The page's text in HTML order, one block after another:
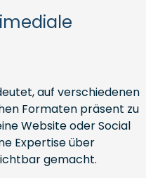
auf verschiedenen
Formaten präsent zu
Website oder Social
Expertise über
gemacht.